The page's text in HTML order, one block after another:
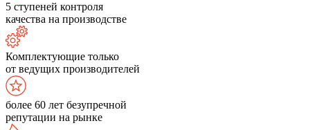
5 ступеней контроля
качества на производстве
Комплектующие только
от ведущих производителей
более 60 лет безупречной
репутации на рынке